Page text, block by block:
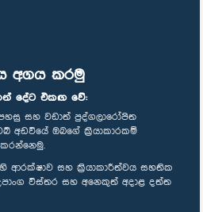
අගය කරමු
දේට එකඟ වේ:
සහ වඩාත් පුද්ගලාරෝපිත
අඩවියේ ඔබගේ ක්‍රියාකාරකම්
ආරක්ෂාව සහ ක්‍රියාකාරීත්වය සහතික
විස්තර සහ අනෙකුත් අදාළ දත්ත